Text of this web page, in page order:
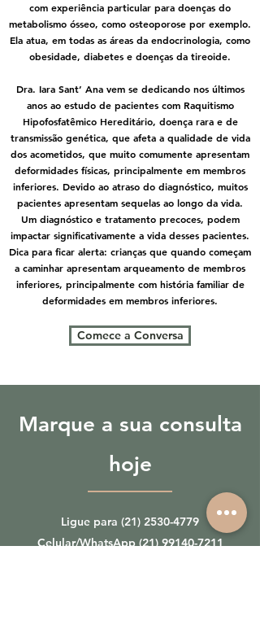
Comece a Conversa
com experiência particular para doenças do
metabolismo ósseo, como osteoporose por exemplo.
Ela atua, em todas as áreas da endocrinologia, como
obesidade, diabetes e doenças da tireoide.
Dra. Iara Sant’ Ana vem se dedicando nos últimos
anos ao estudo de pacientes com Raquitismo
Hipofosfatêmico Hereditário, doença rara e de
transmissão genética, que afeta a qualidade de vida
dos acometidos, que muito comumente apresentam
deformidades físicas, principalmente em membros
inferiores. Devido ao atraso do diagnóstico, muitos
pacientes apresentam sequelas ao longo da vida.
Um diagnóstico e tratamento precoces, podem
impactar significativamente a vida desses pacientes.
Dica para ficar alerta: crianças que quando começam
a caminhar apresentam arqueamento de membros
inferiores, principalmente com história familiar de
deformidades em membros inferiores.
Marque a sua consulta
hoje
Ligue para (21) 2530-4779
Celular/WhatsApp(21) 99140-7211